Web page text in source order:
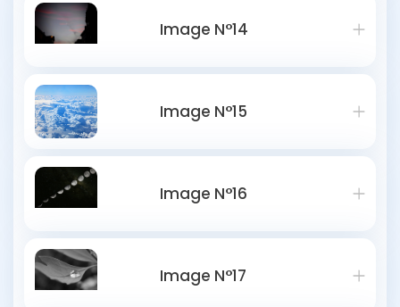
Image N°14
Image N°15
Image N°16
Image N°17